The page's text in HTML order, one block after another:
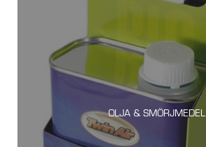
OLJA & SMÖRJMEDEL